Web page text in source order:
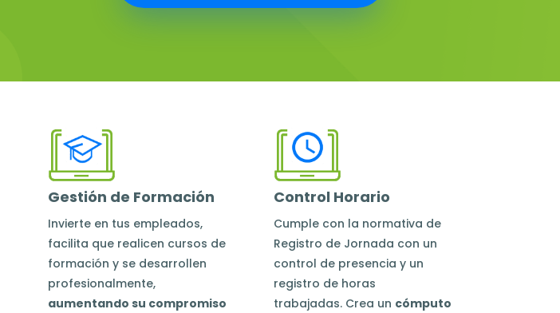
Gestión de Formación
Invierte en tus empleados,
facilita que realicen cursos de
formación y se desarrollen
profesionalmente,
aumentando su compromiso
Control Horario
Cumple con la normativa de
Registro de Jornada con un
control de presencia y un
registro de horas
trabajadas. Crea un cómputo